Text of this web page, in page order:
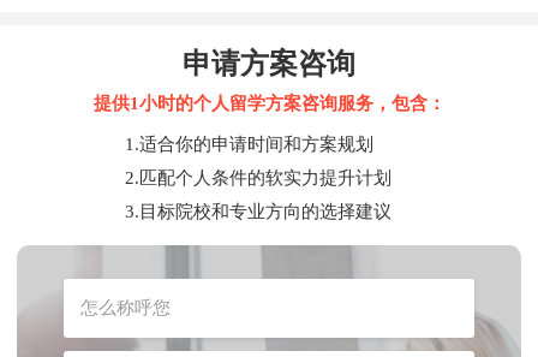
申请方案咨询
提供1小时的个人留学方案咨询服务，包含：
1.适合你的申请时间和方案规划
2.匹配个人条件的软实力提升计划
3.目标院校和专业方向的选择建议